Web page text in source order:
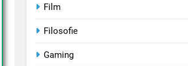
Film
Filosofie
Gaming